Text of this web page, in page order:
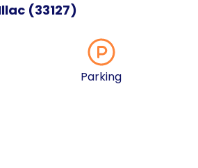
(33127)
Parking